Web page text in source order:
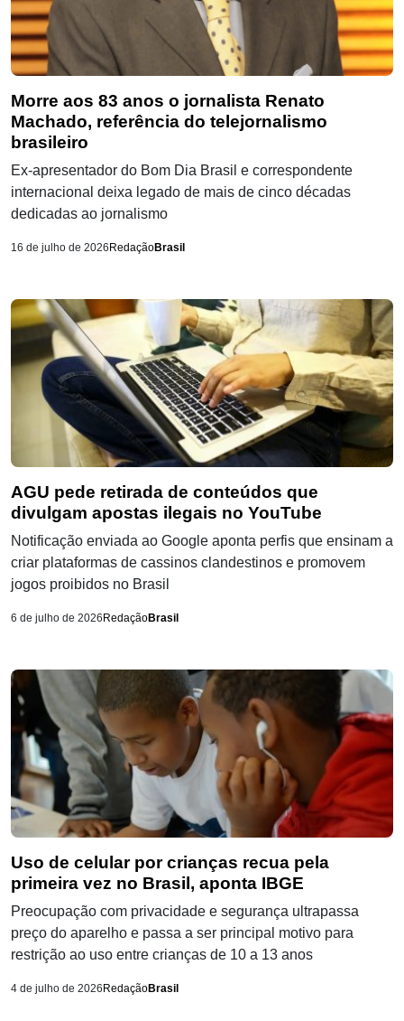
Morre aos 83 anos o jornalista Renato
Machado, referência do telejornalismo
brasileiro
Ex-apresentador do Bom Dia Brasil e correspondente
internacional deixa legado de mais de cinco décadas
dedicadas ao jornalismo
16 de julho de 2026 RedaçãoBrasil
AGU pede retirada de conteúdos que
divulgam apostas ilegais no YouTube
Notificação enviada ao Google aponta perfis que ensinam a
criar plataformas de cassinos clandestinos e promovem
jogos proibidos no Brasil
6 de julho de 2026 RedaçãoBrasil
Uso de celular por crianças recua pela
primeira vez no Brasil, aponta IBGE
Preocupação com privacidade e segurança ultrapassa
preço do aparelho e passa a ser principal motivo para
restrição ao uso entre crianças de 10 a 13 anos
4 de julho de 2026 RedaçãoBrasil